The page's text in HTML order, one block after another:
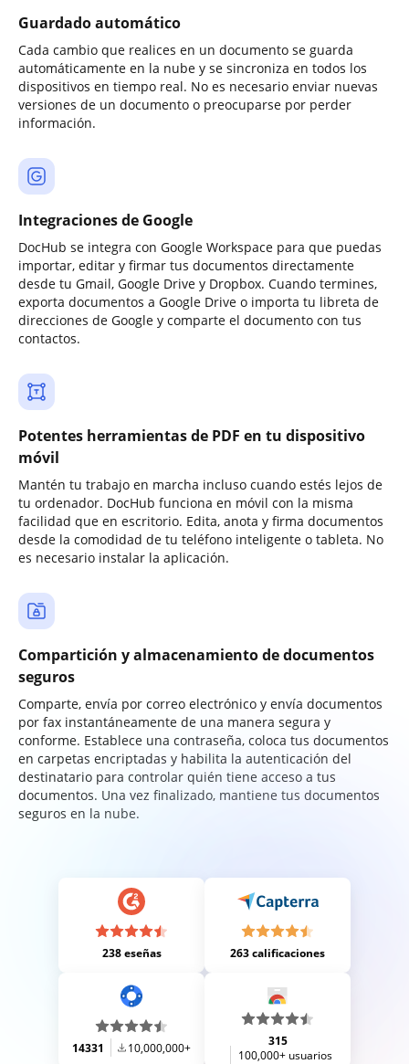
Guardado automático
Cada cambio que realices en un documento se guarda
automáticamente en la nube y se sincroniza en todos los
dispositivos en tiempo real. No es necesario enviar nuevas
versiones de un documento o preocuparse por perder
información.
Integraciones de Google
DocHub se integra con Google Workspace para que puedas
importar, editar y firmar tus documentos directamente
desde tu Gmail, Google Drive y Dropbox. Cuando termines,
exporta documentos a Google Drive o importa tu libreta de
direcciones de Google y comparte el documento con tus
contactos.
Potentes herramientas de PDF en tu dispositivo
móvil
Mantén tu trabajo en marcha incluso cuando estés lejos de
tu ordenador. DocHub funciona en móvil con la misma
facilidad que en escritorio. Edita, anota y firma documentos
desde la comodidad de tu teléfono inteligente o tableta. No
es necesario instalar la aplicación.
Compartición y almacenamiento de documentos
seguros
Comparte, envía por correo electrónico y envía documentos
por fax instantáneamente de una manera segura y
conforme. Establece una contraseña, coloca tus documentos
en carpetas encriptadas y habilita la autenticación del
destinatario para controlar quién tiene acceso a tus
documentos. Una vez finalizado, mantiene tus documentos
seguros en la nube.
238 eseñas 263 calificaciones
14331 10,000,000+
315
100,000+ usuarios